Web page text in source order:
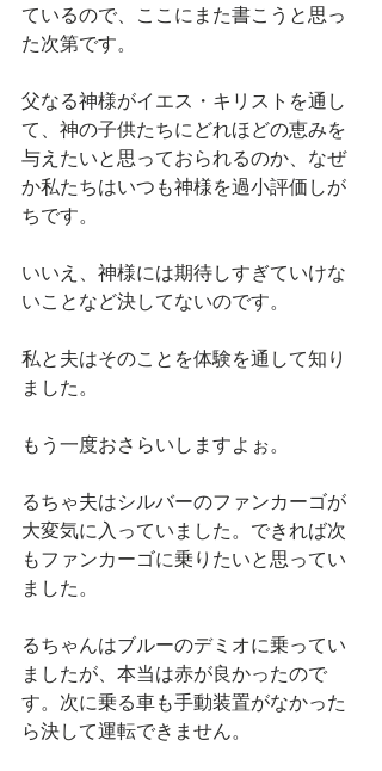
ているので、ここにまた書こうと思っ
た次第です。
父なる神様がイエス・キリストを通し
て、神の子供たちにどれほどの恵みを
与えたいと思っておられるのか、なぜ
か私たちはいつも神様を過小評価しが
ちです。
いいえ、神様には期待しすぎていけな
いことなど決してないのです。
私と夫はそのことを体験を通して知り
ました。
もう一度おさらいしますよぉ。
るちゃ夫はシルバーのファンカーゴが
大変気に入っていました。できれば次
もファンカーゴに乗りたいと思ってい
ました。
るちゃんはブルーのデミオに乗ってい
ましたが、本当は赤が良かったので
す。次に乗る車も手動装置がなかった
ら決して運転できません。